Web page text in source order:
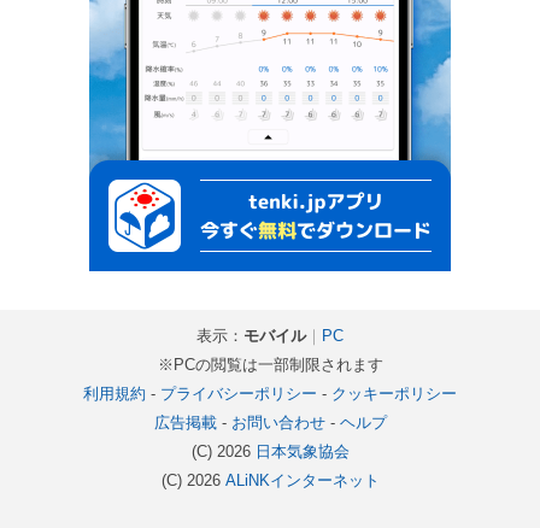
表示： モバイル｜ PC
※PCの閲覧は一部制限されます
利用規約 - プライバシーポリシー - クッキーポリシー
広告掲載- お問い合わせ- ヘルプ
(C) 2026 日本気象協会
(C) 2026 ALiNKインターネット